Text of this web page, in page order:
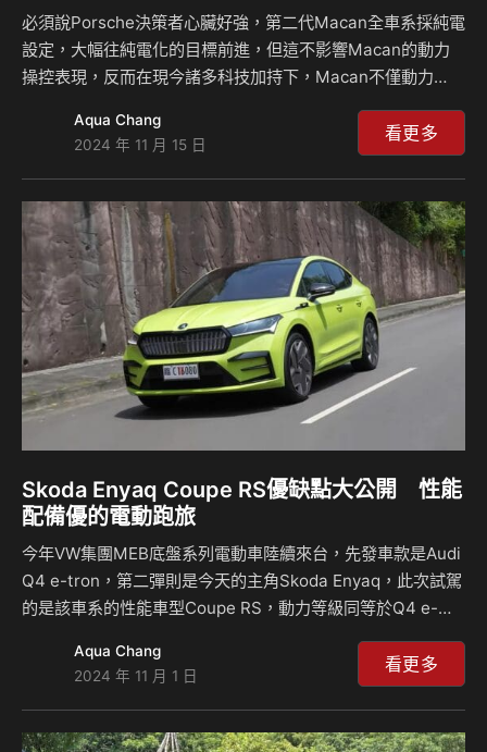
必須說Porsche決策者心臟好強，第二代Macan全車系採純電
設定，大幅往純電化的目標前進，但這不影響Macan的動力
操控表現，反而在現今諸多科技加持下，Macan不僅動力
元起，然而以試駕車來說，光是選配金額就高達157萬元，足
足可以買一台Octavia Combi RS！第二代Macan整體表現如
何？來聽麥克和島叔怎麼說？ 相閞新聞：
Aqua Chang
2024 年 11 月 15 日
看更多
Skoda Enyaq Coupe RS優缺點大公開 性能
配備優的電動跑旅
今年VW集團MEB底盤系列電動車陸續來台，先發車款是Audi
Q4 e-tron，第二彈則是今天的主角Skoda Enyaq，此次試駕
的是該車系的性能車型Coupe RS，動力等級同等於Q4 e-
+AR實境擴增功能、駕駛座按摩功能、Canton 音響系統、真
皮座椅、全景式玻璃車頂均列入配備項目中，配備給的相當有
誠意，雖說如此，但操控動力表現如何？來聽麥克和島叔怎麼
說？ 相關新聞：
Aqua Chang
2024 年 11 月 1 日
看更多